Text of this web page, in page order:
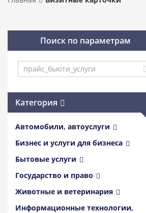
Поиск по параметрам
Категория
Автомобили, автоуслуги
Бизнес и услуги для бизнеса
Бытовые услуги
Государство и право
Животные и ветеринария
Информационные технологии,